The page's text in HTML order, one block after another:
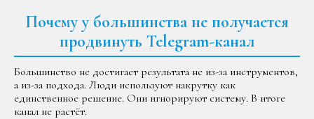
Почему у большинства не получается
продвинуть Telegram-канал
Большинство не достигает результата не из-за инструментов,
а из-за подхода. Люди используют накрутку как
единственное решение. Они игнорируют систему. В итоге
канал не растёт.